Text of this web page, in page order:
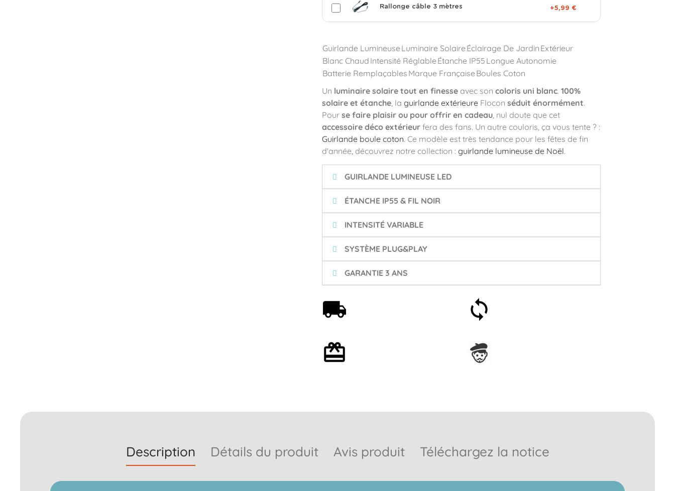
Rallonge câble 3 mètres +5,99 €
Guirlande Lumineuse Luminaire Solaire Éclairage De Jardin Extérieur
Blanc Chaud Intensité Réglable Étanche IP55 Longue Autonomie
Batterie Remplaçables Marque Française Boules Coton
Un luminaire solaire tout en finesseavec son coloris uni blanc. 100%
solaire et étanche, la guirlande extérieureFlocon séduit énormément.
Pour se faire plaisir ou pour offrir en cadeau, nul doute que cet
accessoire déco extérieurfera des fans. Un autre couloris, ça vous tente ? :
Guirlande boule coton. Ce modèle est très tendance pour les fêtes de fin
d'année, découvrez notre collection : guirlande lumineuse de Noël.
GUIRLANDE LUMINEUSE LED
ÉTANCHE IP55 & FIL NOIR
INTENSITÉ VARIABLE
SYSTÈME PLUG&PLAY
GARANTIE 3 ANS
Description Détails du produit Avis produit Téléchargez la notice